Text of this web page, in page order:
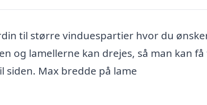
til større vinduespartier hvor du
og lamellerne kan drejes, så man kan
Max bredde på lame